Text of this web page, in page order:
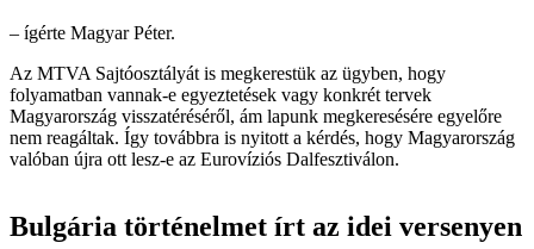
– ígérte Magyar Péter.
Az MTVA Sajtóosztályát is megkerestük az ügyben, hogy
folyamatban vannak-e egyeztetések vagy konkrét tervek
Magyarország visszatéréséről, ám lapunk megkeresésére egyelőre
nem reagáltak. Így továbbra is nyitott a kérdés, hogy Magyarország
valóban újra ott lesz-e az Eurovíziós Dalfesztiválon.
Bulgária történelmet írt az idei versenyen